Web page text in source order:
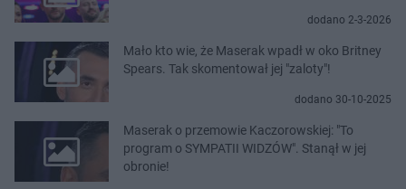
dodano 2-3-2026
Mało kto wie, że Maserak wpadł w oko Britney
Spears. Tak skomentował jej "zaloty"!
dodano 30-10-2025
Maserak o przemowie Kaczorowskiej: "To
program o SYMPATII WIDZÓW". Stanął w jej
obronie!